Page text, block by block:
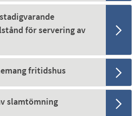
för servering av
fritidshus
slamtömning